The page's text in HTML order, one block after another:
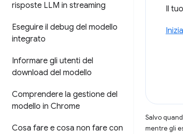
risposte LLM in streaming
Eseguire il debug del modello
integrato
Informare gli utenti del
download del modello
Comprendere la gestione del
modello in Chrome
Cosa fare e cosa non fare con
Il
Inizia
Salvo
mentre gli